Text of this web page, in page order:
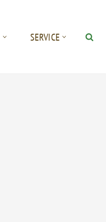
SERVICE